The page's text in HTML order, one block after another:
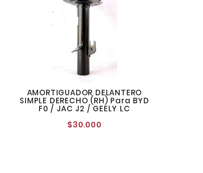
AMORTIGUADOR DELANTERO
SIMPLE DERECHO (RH) Para BYD
F0 / JAC J2 / GEELY LC
$30.000